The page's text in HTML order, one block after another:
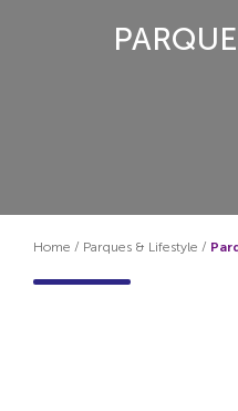
Home / Parques & Lifestyle /